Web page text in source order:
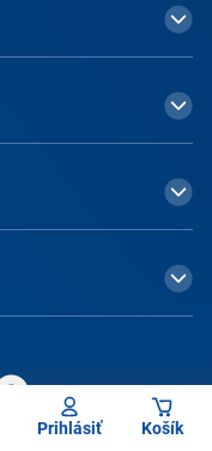
Prihlásiť Košík